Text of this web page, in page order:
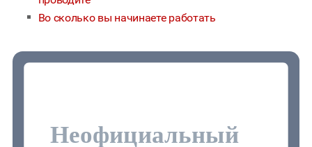
Во сколько вы начинаете работать